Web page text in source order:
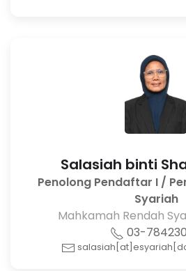
Salasiah binti
Penolong Pendaftar I /
Syariah
Mahkamah Rendah
03-